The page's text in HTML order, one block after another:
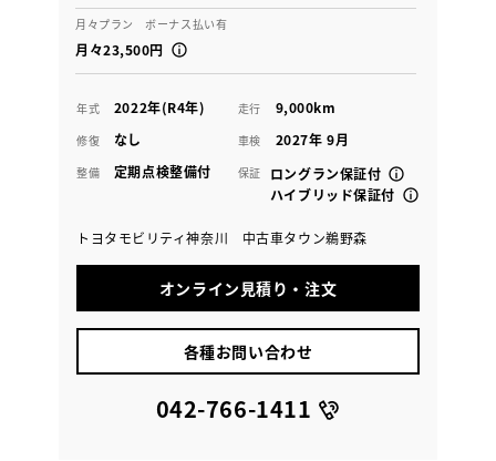
月々プラン ボーナス払い有
月々23,500円
年式 2022年(R4年) 走行 9,000km
修復 なし 車検 2027年 9月
整備 定期点検整備付 保証
ロングラン保証付
ハイブリッド保証付
トヨタモビリティ神奈川 中古車タウン鵜野森
オンライン見積り・注文
各種お問い合わせ
042-766-1411